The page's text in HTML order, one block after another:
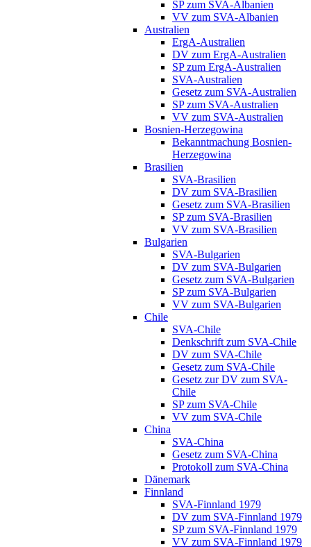
SP zum SVA-Albanien
VV zum SVA-Albanien
Australien
ErgA-Australien
DV zum ErgA-Australien
SP zum ErgA-Australien
SVA-Australien
Gesetz zum SVA-Australien
SP zum SVA-Australien
VV zum SVA-Australien
Bosnien-Herzegowina
Bekanntmachung Bosnien-
Herzegowina
Brasilien
SVA-Brasilien
DV zum SVA-Brasilien
Gesetz zum SVA-Brasilien
SP zum SVA-Brasilien
VV zum SVA-Brasilien
Bulgarien
SVA-Bulgarien
DV zum SVA-Bulgarien
Gesetz zum SVA-Bulgarien
SP zum SVA-Bulgarien
VV zum SVA-Bulgarien
Chile
SVA-Chile
Denkschrift zum SVA-Chile
DV zum SVA-Chile
Gesetz zum SVA-Chile
Gesetz zur DV zum SVA-
Chile
SP zum SVA-Chile
VV zum SVA-Chile
China
SVA-China
Gesetz zum SVA-China
Protokoll zum SVA-China
Dänemark
Finnland
SVA-Finnland 1979
DV zum SVA-Finnland 1979
SP zum SVA-Finnland 1979
VV zum SVA-Finnland 1979